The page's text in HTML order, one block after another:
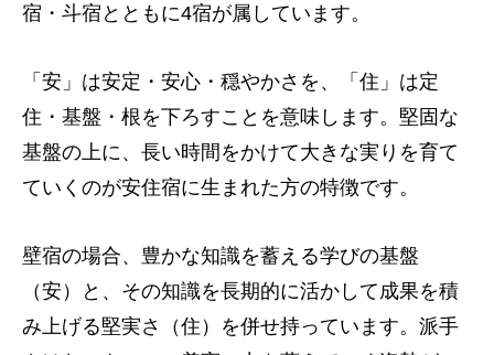
宿・斗宿とともに4宿が属しています。
「安」は安定・安心・穏やかさを、「住」は定
住・基盤・根を下ろすことを意味します。堅固な
基盤の上に、長い時間をかけて大きな実りを育て
ていくのが安住宿に生まれた方の特徴です。
壁宿の場合、豊かな知識を蓄える学びの基盤
（安）と、その知識を長期的に活かして成果を積
み上げる堅実さ（住）を併せ持っています。派手